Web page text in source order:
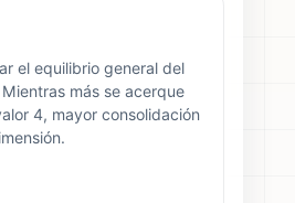
el equilibrio general del
más se acerque
4, mayor consolidación